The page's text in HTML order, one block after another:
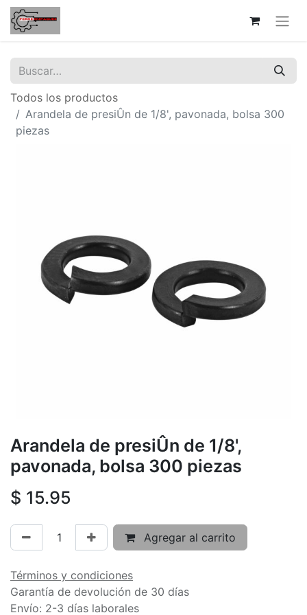
Todos los productos
Arandela de presiÛn de 1/8', pavonada, bolsa 300
piezas
Arandela de presiÛn de 1/8',
pavonada, bolsa 300 piezas
$ 15.95
Agregar al carrito
Términos y condiciones
Garantía de devolución de 30 días
Envío: 2-3 días laborales